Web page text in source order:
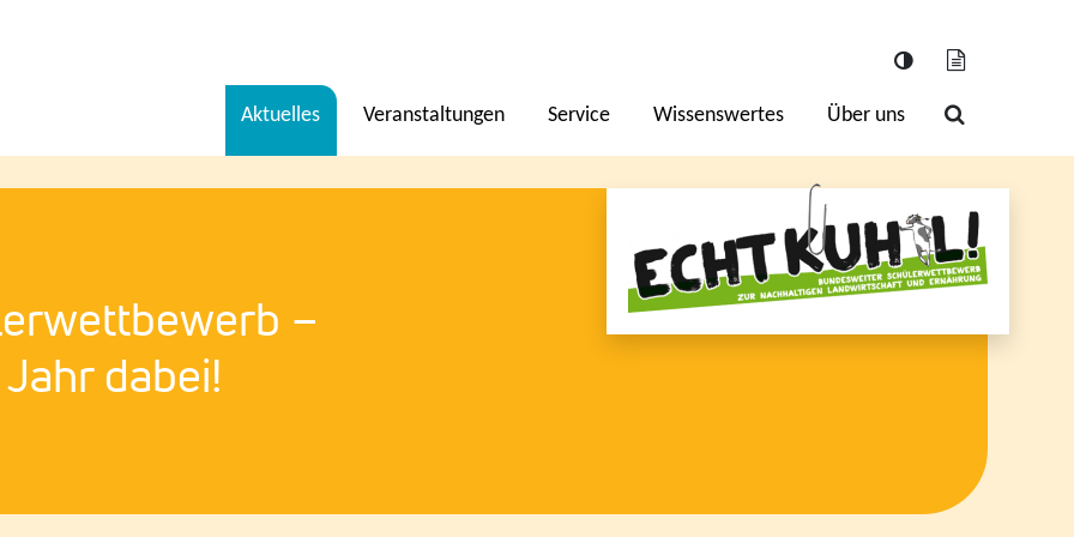
Aktuelles Veranstaltungen Service Wissenswertes Über uns
–
dabei!